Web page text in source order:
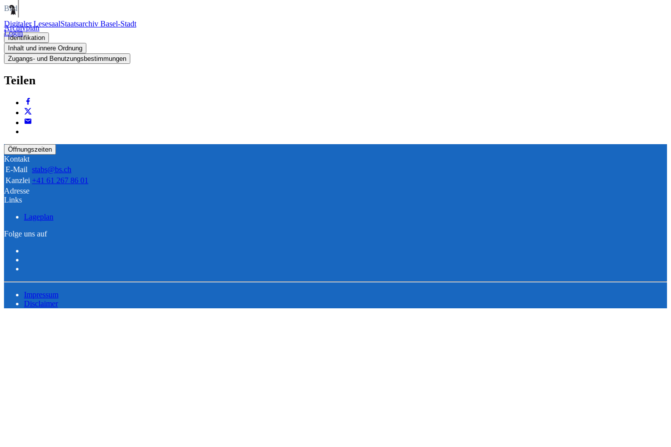
Digitaler LesesaalStaatsarchiv Basel-Stadt
Login
Bild
Archivplan
Identifikation
Inhalt und innere Ordnung
Zugangs- und Benutzungsbestimmungen
Teilen
Öffnungszeiten
Kontakt
E-Mail stabs@bs.ch
Kanzlei +41 61 267 86 01
Adresse
Links
Lageplan
Folge uns auf
Impressum
Disclaimer